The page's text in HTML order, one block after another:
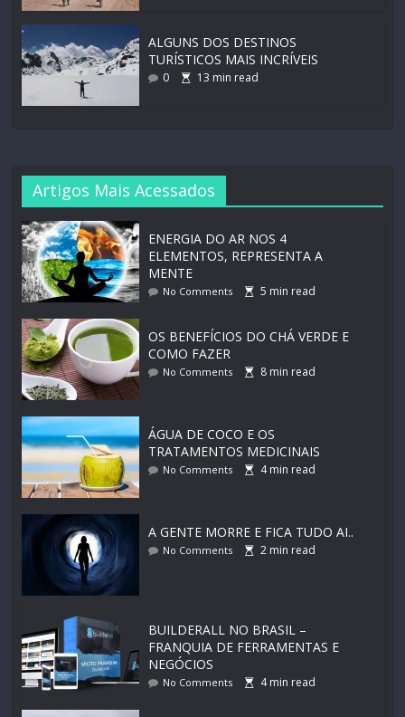
ALGUNS DOS DESTINOS
TURÍSTICOS MAIS INCRÍVEIS
0 13 min read
Artigos Mais Acessados
ENERGIA DO AR NOS 4
ELEMENTOS, REPRESENTA A
MENTE
No Comments 5 min read
OS BENEFÍCIOS DO CHÁ VERDE E
COMO FAZER
No Comments 8 min read
ÁGUA DE COCO E OS
TRATAMENTOS MEDICINAIS
No Comments 4min read
A GENTE MORRE E FICA TUDO AI..
No Comments 2 min read
BUILDERALL NO BRASIL –
FRANQUIA DE FERRAMENTAS E
NEGÓCIOS
No Comments 4min read